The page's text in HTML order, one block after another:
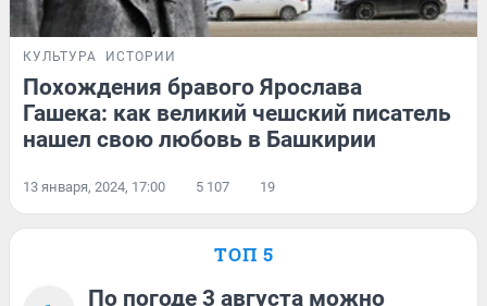
КУЛЬТУРА ИСТОРИИ
Похождения бравого Ярослава
Гашека: как великий чешский писатель
нашел свою любовь в Башкирии
13 января, 2024, 17:00 5 107 19
ТОП 5
По погоде 3 августа можно